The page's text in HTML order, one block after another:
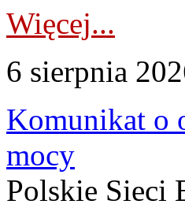
Więcej...
6 sierpnia
Komunikat o
mocy
Polskie Sieci